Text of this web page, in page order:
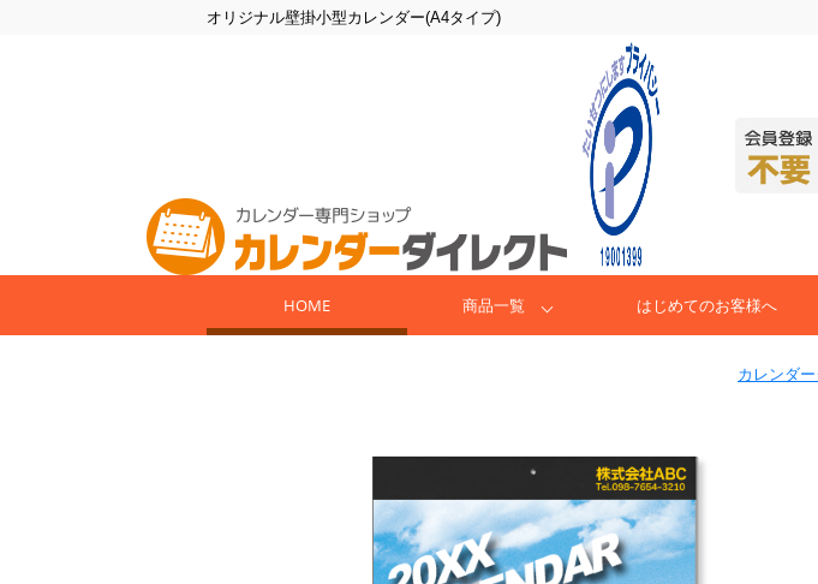
オリジナル壁掛小型カレンダー(A4タイプ)
HOME 商品一覧 はじめてのお客様へ
カレンダ